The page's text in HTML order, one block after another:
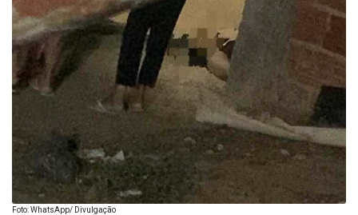
Foto: WhatsApp/ Divulgação